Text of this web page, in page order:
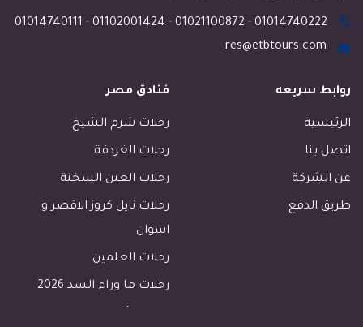
01014740222
-
01021100872
-
01102001424
-
01014740111
res@etbtours.com
روابط سريعه
الرئيسية
اتصل بنا
عن الشركة
طريق الدفع
فنادق مصر
رحلات شرم الشيخ
رحلات الغردقة
رحلات العين السخنة
رحلات نايل كروز الاقصر و
اسوان
رحلات العلمين
رحلات ما وراء السد 2026